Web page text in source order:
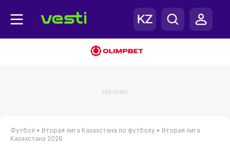
РЕКЛАМА
Футбол • Вторая лига Казахстана по футболу • Вторая лига
Казахстана 2026